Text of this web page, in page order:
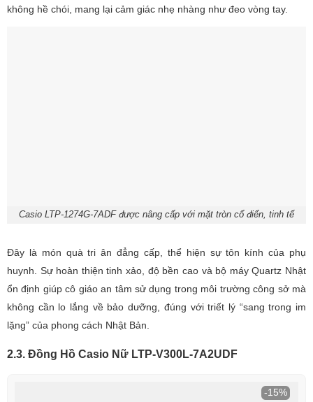
không hề chói, mang lại cảm giác nhẹ nhàng như đeo vòng tay.
Casio LTP-1274G-7ADF được nâng cấp với mặt tròn cổ điển, tinh tế
Đây là món quà tri ân đẳng cấp, thể hiện sự tôn kính của phụ
huynh. Sự hoàn thiện tinh xảo, độ bền cao và bộ máy Quartz Nhật
ổn định giúp cô giáo an tâm sử dụng trong môi trường công sở mà
không cần lo lắng về bảo dưỡng, đúng với triết lý “sang trong im
lặng” của phong cách Nhật Bản.
2.3. Đồng Hồ Casio Nữ LTP-V300L-7A2UDF
-15%